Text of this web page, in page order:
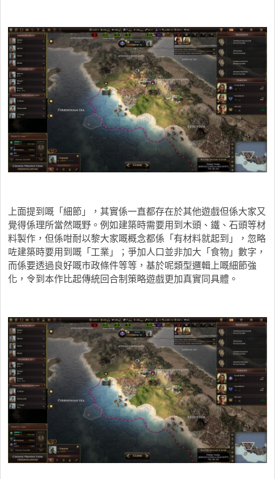
上面提到嘅「細節」，其實係一直都存在於其他遊戲但係大家又
覺得係理所當然嘅野。例如建築時需要用到木頭、鐵、石頭等材
料製作，但係咁耐以黎大家嘅概念都係「有材料就起到」，忽略
咗建築時要用到嘅「工業」；爭加人口並非加大「食物」數字，
而係要透過良好嘅市政條件等等，基於呢類型邏輯上嘅細節強
化，令到本作比起傳統回合制策略遊戲更加真實同具體。